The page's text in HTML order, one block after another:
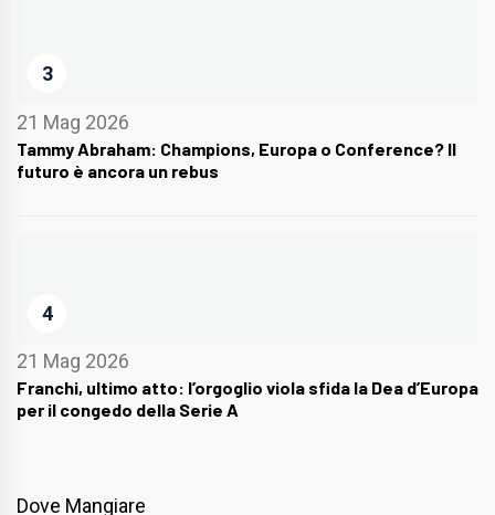
3
21 Mag 2026
Tammy Abraham: Champions, Europa o Conference? Il
futuro è ancora un rebus
4
21 Mag 2026
Franchi, ultimo atto: l’orgoglio viola sfida la Dea d’Europa
per il congedo della Serie A
Dove Mangiare